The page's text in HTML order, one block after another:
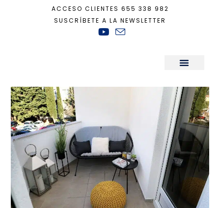
ACCESO CLIENTES 655 338 982
SUSCRÍBETE A LA NEWSLETTER